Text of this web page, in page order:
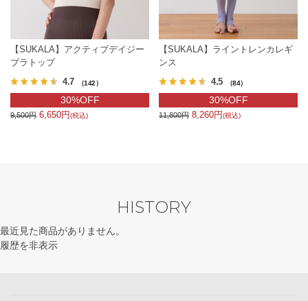
【SUKALA】アクティブデイジー
ブラトップ
4.7 （142）
30%OFF
9,500円 6,650円(税込)
【SUKALA】ライントレンカレギ
ンス
4.5 （84）
30%OFF
11,800円 8,260円(税込)
HISTORY
最近見た商品がありません。
履歴を非表示